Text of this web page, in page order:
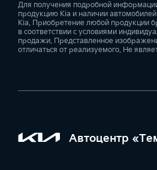
Для получения подробной
продукцию Kia и наличии
Kia. Приобретение любой продукции
в соответствии с условиями
продажи. Представленное
отличаться от реализуемого. Не
Автоцентр